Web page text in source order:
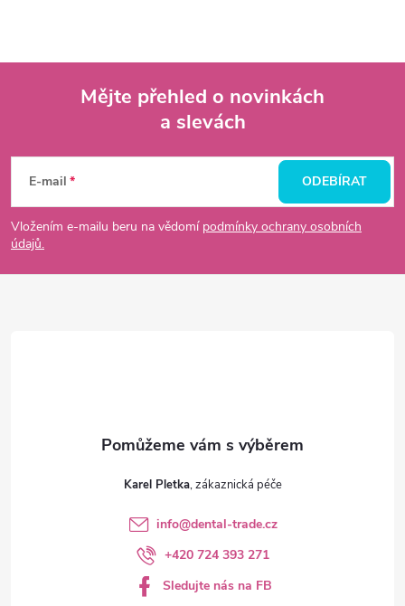
p
a
Mějte přehled o novinkách
a slevách
E-mail
Vložením e-mailu beru na vědomí podmínky ochrany osobních
údajů.
ODEBÍRAT
Karel Pletka
info@dental-trade.cz
+420 724 393 271
Sledujte nás na FB